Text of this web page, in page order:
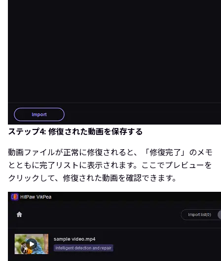
ステップ4: 修復された動画を保存する
動画ファイルが正常に修復されると、「修復完了」のメモ
とともに完了リストに表示されます。ここでプレビューを
クリックして、修復された動画を確認できます。